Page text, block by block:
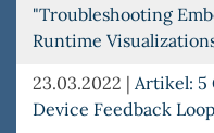
"Troubleshooting
Runtime
23.03.2022 | Artikel: 5
Device Feedback